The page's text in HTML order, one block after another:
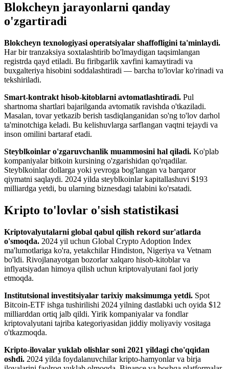
Blokcheyn jarayonlarni qanday
o'zgartiradi
Blokcheyn texnologiyasi operatsiyalar shaffofligini ta'minlaydi.
Har bir tranzaksiya soxtalashtirib bo'lmaydigan taqsimlangan
registrda qayd etiladi. Bu firibgarlik xavfini kamaytiradi va
buxgalteriya hisobini soddalashtiradi — barcha to'lovlar ko'rinadi va
tekshiriladi.
Smart-kontrakt hisob-kitoblarni avtomatlashtiradi. Pul
shartnoma shartlari bajarilganda avtomatik ravishda o'tkaziladi.
Masalan, tovar yetkazib berish tasdiqlanganidan so'ng to'lov darhol
ta'minotchiga keladi. Bu kelishuvlarga sarflangan vaqtni tejaydi va
inson omilini bartaraf etadi.
Steyblkoinlar o'zgaruvchanlik muammosini hal qiladi. Ko'plab
kompaniyalar bitkoin kursining o'zgarishidan qo'rqadilar.
Steyblkoinlar dollarga yoki yevroga bog'langan va barqaror
qiymatni saqlaydi. 2024 yilda steyblkoinlar kapitallashuvi $193
milliardga yetdi, bu ularning biznesdagi talabini ko'rsatadi.
Kripto to'lovlar o'sish statistikasi
Kriptovalyutalarni global qabul qilish rekord sur'atlarda
o'smoqda. 2024 yil uchun Global Crypto Adoption Index
ma'lumotlariga ko'ra, yetakchilar Hindiston, Nigeriya va Vetnam
bo'ldi. Rivojlanayotgan bozorlar xalqaro hisob-kitoblar va
inflyatsiyadan himoya qilish uchun kriptovalyutani faol joriy
etmoqda.
Institutsional investitsiyalar tarixiy maksimumga yetdi. Spot
Bitcoin-ETF ishga tushirilishi 2024 yilning dastlabki uch oyida $12
milliarddan ortiq jalb qildi. Yirik kompaniyalar va fondlar
kriptovalyutani tajriba kategoriyasidan jiddiy moliyaviy vositaga
o'tkazmoqda.
Kripto-ilovalar yuklab olishlar soni 2021 yildagi cho'qqidan
oshdi. 2024 yilda foydalanuvchilar kripto-hamyonlar va birja